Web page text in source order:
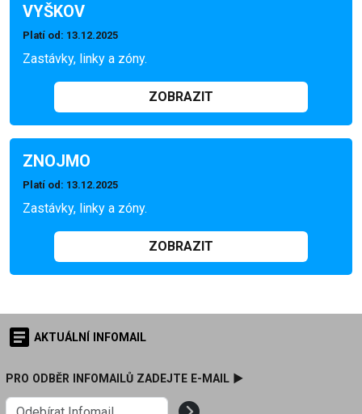
VYŠKOV
Platí od: 13.12.2025
Zastávky, linky a zóny.
ZOBRAZIT
ZNOJMO
Platí od: 13.12.2025
Zastávky, linky a zóny.
ZOBRAZIT
AKTUÁLNÍ INFOMAIL
PRO ODBĚR INFOMAILŮ ZADEJTE E-MAIL ►